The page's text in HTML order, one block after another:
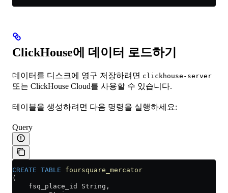
ClickHouse에 데이터 로드하기
데이터를 디스크에 영구 저장하려면 clickhouse-server
또는 ClickHouse Cloud를 사용할 수 있습니다.
테이블을 생성하려면 다음 명령을 실행하세요:
Query
CREATE TABLE foursquare_mercator
(
    fsq_place_id String,